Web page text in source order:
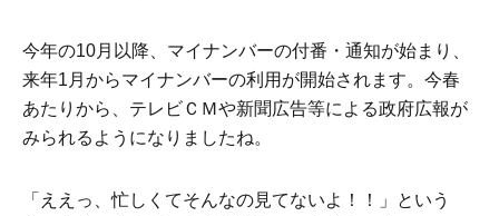
今年の10月以降、マイナンバーの付番・通知が始まり、
来年1月からマイナンバーの利用が開始されます。今春
あたりから、テレビＣＭや新聞広告等による政府広報が
みられるようになりましたね。
「ええっ、忙しくてそんなの見てないよ！！」という